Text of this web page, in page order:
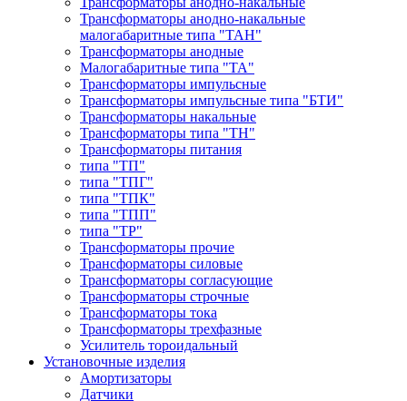
Трансформаторы анодно-накальные
малогабаритные типа "ТАН"
Трансформаторы анодные
Малогабаритные типа "ТА"
Трансформаторы импульсные
Трансформаторы импульсные типа "БТИ"
Трансформаторы накальные
Трансформаторы типа "ТН"
Трансформаторы питания
типа "ТП"
типа "ТПГ"
типа "ТПК"
типа "ТПП"
типа "ТР"
Трансформаторы прочие
Трансформаторы силовые
Трансформаторы согласующие
Трансформаторы строчные
Трансформаторы тока
Трансформаторы трехфазные
Усилитель тороидальный
Установочные изделия
Амортизаторы
Датчики